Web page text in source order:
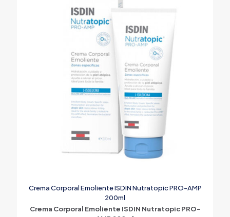
Crema Corporal Emoliente ISDIN Nutratopic PRO-AMP
200ml
Crema Corporal Emoliente ISDIN Nutratopic PRO-